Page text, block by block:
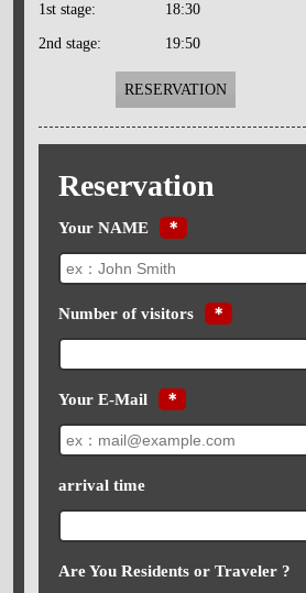
1st stage: 18:30
2nd stage: 19:50
RESERVATION
Reservation
Your NAME ＊
Number of visitors ＊
Your E-Mail ＊
arrival time
Are You Residents or Traveler ?